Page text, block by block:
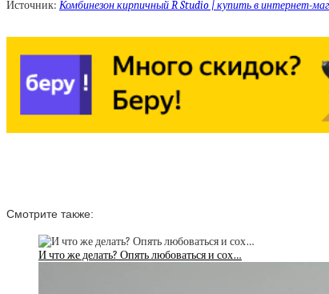
Источник: Комбинезон кирпичный R Studio | купить в интернет-
Смотрите также:
И что же делать? Опять любоваться и сох…